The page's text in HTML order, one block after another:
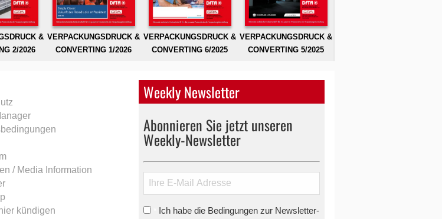
&
2/2026
VERPACKUNGSDRUCK &
CONVERTING 1/2026
VERPACKUNGSDRUCK &
CONVERTING 6/2025
VERPACKUNGSDRUCK &
CONVERTING 5/2025
/ Media Information
kündigen
Weekly Newsletter
Abonnieren Sie jetzt unseren
Weekly-Newsletter
Ich habe die Bedingungen zur Newsletter-